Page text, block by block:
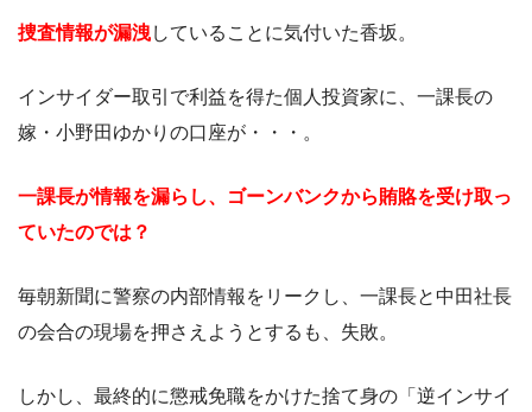
捜査情報が漏洩していることに気付いた香坂。
インサイダー取引で利益を得た個人投資家に、一課長の
嫁・小野田ゆかりの口座が・・・。
一課長が情報を漏らし、ゴーンバンクから賄賂を受け取っ
ていたのでは？
毎朝新聞に警察の内部情報をリークし、一課長と中田社長
の会合の現場を押さえようとするも、失敗。
しかし、最終的に懲戒免職をかけた捨て身の「逆インサイ